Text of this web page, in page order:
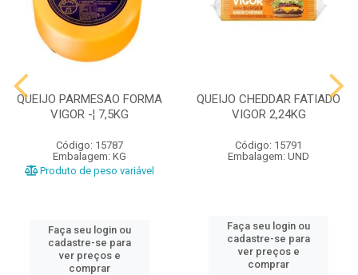
QUEIJO PARMESAO FORMA
VIGOR -¦ 7,5KG
Código: 15787
Embalagem: KG
Produto de peso variável
Faça seu login ou
cadastre-se para
ver preços e
comprar
QUEIJO CHEDDAR FATIADO
VIGOR 2,24KG
Código: 15791
Embalagem: UND
Faça seu login ou
cadastre-se para
ver preços e
comprar